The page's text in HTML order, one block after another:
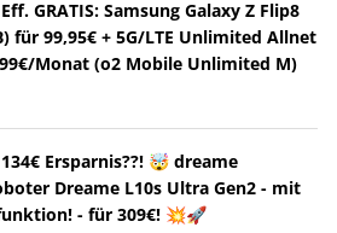
Eff. GRATIS: Samsung Galaxy Z Flip8
für 99,95€ + 5G/LTE Unlimited Allnet
Monat (o2 Mobile Unlimited M)
134€ Ersparnis??! 🤯 dreame
Dreame L10s Ultra Gen2 - mit
- für 309€! 💥🚀